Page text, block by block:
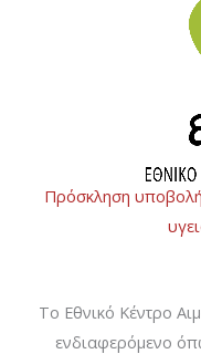
Πρόσκληση
Το Εθνικό Κέντρο
ενδιαφερόμενο